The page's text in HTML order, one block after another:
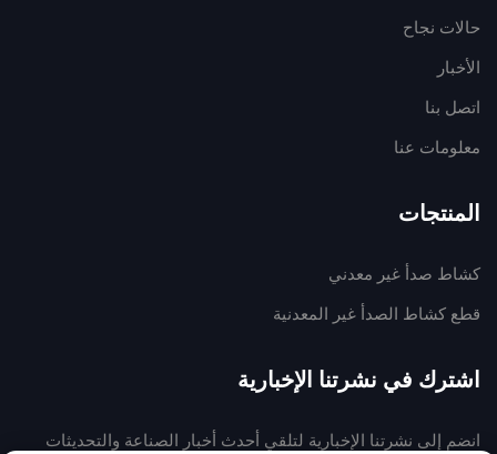
حالات نجاح
الأخبار
اتصل بنا
معلومات عنا
المنتجات
كشاط صدأ غير معدني
قطع كشاط الصدأ غير المعدنية
اشترك في نشرتنا الإخبارية
انضم إلى نشرتنا الإخبارية لتلقي أحدث أخبار الصناعة والتحديثات